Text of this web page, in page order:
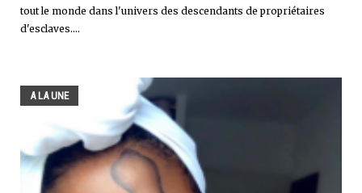
tout le monde dans l'univers des descendants de propriétaires
d'esclaves....
A LA UNE